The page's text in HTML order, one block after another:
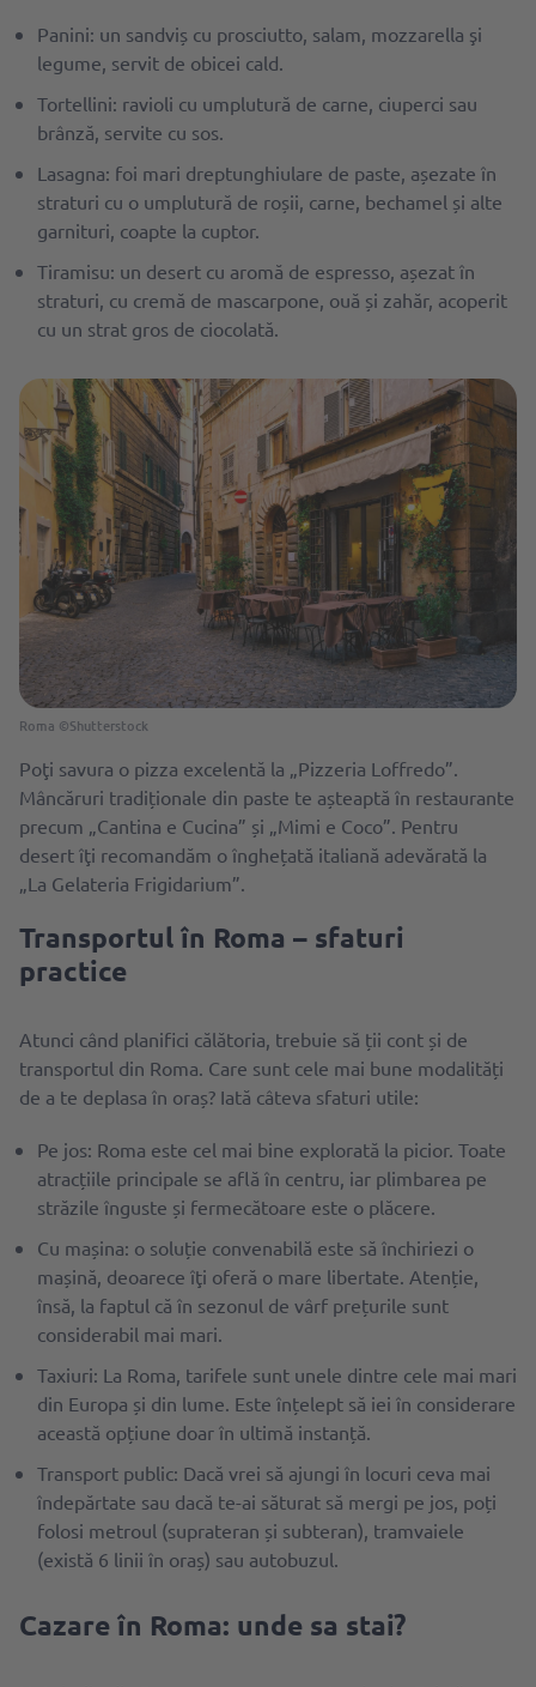
Panini: un sandviș cu prosciutto, salam, mozzarella şi
legume, servit de obicei cald.
Tortellini: ravioli cu umplutură de carne, ciuperci sau
brânză, servite cu sos.
Lasagna: foi mari dreptunghiulare de paste, așezate în
straturi cu o umplutură de roșii, carne, bechamel și alte
garnituri, coapte la cuptor.
Tiramisu: un desert cu aromă de espresso, așezat în
straturi, cu cremă de mascarpone, ouă și zahăr, acoperit
cu un strat gros de ciocolată.
Roma ©Shutterstock
Poţi savura o pizza excelentă la „Pizzeria Loffredo”.
Mâncăruri tradiționale din paste te așteaptă în restaurante
precum „Cantina e Cucina” și „Mimi e Coco”. Pentru
desert îţi recomandăm o înghețată italiană adevărată la
„La Gelateria Frigidarium”.
Transportul în Roma – sfaturi
practice
Atunci când planifici călătoria, trebuie să ții cont și de
transportul din Roma. Care sunt cele mai bune modalități
de a te deplasa în oraș? Iată câteva sfaturi utile:
Pe jos: Roma este cel mai bine explorată la picior. Toate
atracțiile principale se află în centru, iar plimbarea pe
străzile înguste și fermecătoare este o plăcere.
Cu mașina: o soluție convenabilă este să închiriezi o
mașină, deoarece îţi oferă o mare libertate. Atenție,
însă, la faptul că în sezonul de vârf prețurile sunt
considerabil mai mari.
Taxiuri: La Roma, tarifele sunt unele dintre cele mai mari
din Europa și din lume. Este înțelept să iei în considerare
această opțiune doar în ultimă instanță.
Transport public: Dacă vrei să ajungi în locuri ceva mai
îndepărtate sau dacă te-ai săturat să mergi pe jos, poți
folosi metroul (suprateran și subteran), tramvaiele
(există 6 linii în oraș) sau autobuzul.
Cazare în Roma: unde sa stai?